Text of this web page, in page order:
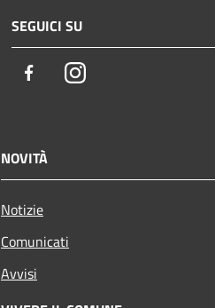
SEGUICI SU
FacebookInstagram
NOVITÀ
Notizie
Comunicati
Avvisi